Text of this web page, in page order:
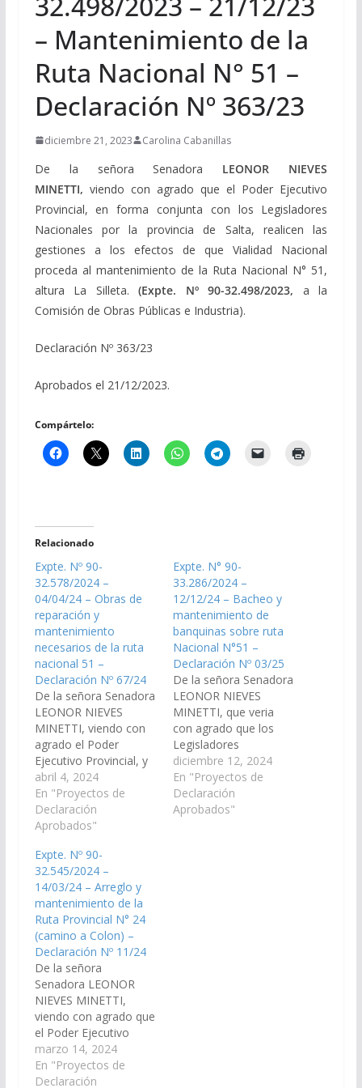
– Mantenimiento de la
Ruta Nacional N° 51 –
Declaración Nº 363/23
diciembre 21, 2023 Carolina Cabanillas
De la señora Senadora LEONOR NIEVES
MINETTI, viendo con agrado que el Poder Ejecutivo
Provincial, en forma conjunta con los Legisladores
Nacionales por la provincia de Salta, realicen las
gestiones a los efectos de que Vialidad Nacional
proceda al mantenimiento de la Ruta Nacional N° 51,
altura La Silleta.(Expte. Nº 90-32.498/2023, a la
Comisión de Obras Públicas e Industria).
Declaración Nº 363/23
Aprobados el 21/12/2023.
Compártelo:
Relacionado
Expte. Nº 90-
32.578/2024 –
04/04/24 – Obras de
reparación y
mantenimiento
necesarios de la ruta
nacional 51 –
Declaración Nº 67/24
De la señora Senadora
LEONOR NIEVES
MINETTI, viendo con
agrado el Poder
Ejecutivo Provincial, y
los señores
Legisladores
Nacionales por la
provincia de Salta,
necesarias ante la
Dirección de Vialidad
Nacional, las obras de
reparación y
mantenimiento
necesarios de la ruta
nacional Nº 51, en el
tramo…
abril 4, 2024
En "Proyectos de
Declaración
Aprobados"
Expte. N° 90-
33.286/2024 –
12/12/24 – Bacheo y
mantenimiento de
banquinas sobre ruta
Nacional N°51 –
Declaración Nº 03/25
De la señora Senadora
LEONOR NIEVES
MINETTI, que veria
con agrado que los
Legisladores
Nacionales por la
Provincia de Salta,
realicen las gestiones
necesarias ante la
diciembre 12, 2024
En "Proyectos de
Declaración
Aprobados"
Expte. Nº 90-
32.545/2024 –
14/03/24 – Arreglo y
mantenimiento de la
Ruta Provincial N° 24
(camino a Colon) –
Declaración Nº 11/24
De la señora
Senadora LEONOR
NIEVES MINETTI,
viendo con agrado que
el Poder Ejecutivo
Provincial, a través del
Ministeriod de
Infraestructura y la
marzo 14, 2024
En "Proyectos de
Declaración